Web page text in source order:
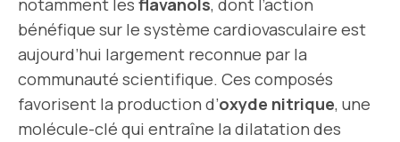
notamment les flavanols, dont l’action
bénéfique sur le système cardiovasculaire est
aujourd’hui largement reconnue par la
communauté scientifique. Ces composés
favorisent la production d’oxyde nitrique, une
molécule-clé qui entraîne la dilatation des